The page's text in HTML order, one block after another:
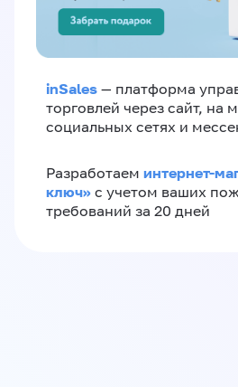
inSales — платформа
торговлей через сайт, на
социальных сетях и
Разработаем интернет-
ключ»‎ с учетом ваших
требований за 20 дней